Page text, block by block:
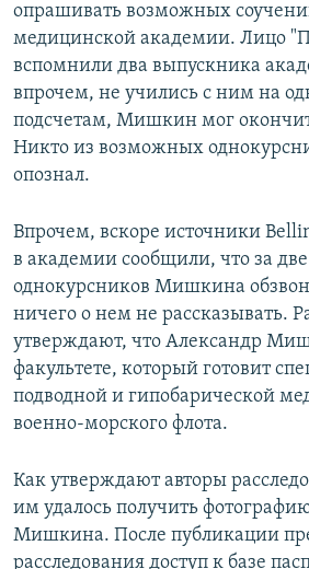
опрашивать возможных
медицинской академии. Лицо
вспомнили два выпускника
впрочем, не учились с ним на
подсчетам, Мишкин мог
Никто из возможных
опознал.
Впрочем, вскоре источники
в академии сообщили, что за две
однокурсников Мишкина
ничего о нем не рассказывать.
утверждают, что Александр
факультете, который готовит
подводной и гипобарической
военно-морского флота.
Как утверждают авторы
им удалось получить
Мишкина. После публикации
расследования доступ к базе